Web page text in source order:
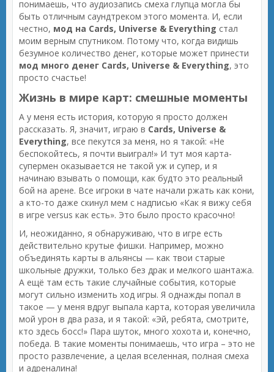
понимаешь, что аудиозапись смеха глупца могла бы
быть отличным саундтреком этого момента. И, если
честно, мод на Cards, Universe & Everything стал
моим верным спутником. Потому что, когда видишь
безумное количество денег, которые может принести
мод много денег Cards, Universe & Everything, это
просто счастье!
Жизнь в мире карт: смешные моменты
А у меня есть история, которую я просто должен
рассказать. Я, значит, играю в Cards, Universe &
Everything, все пекутся за меня, но я такой: «Не
беспокойтесь, я почти выиграл!» И тут моя карта-
супермен оказывается не такой уж и супер, и я
начинаю взывать о помощи, как будто это реальный
бой на арене. Все игроки в чате начали ржать как кони,
а кто-то даже скинул мем с надписью «Как я вижу себя
в игре versus как есть». Это было просто красочно!
И, неожиданно, я обнаруживаю, что в игре есть
действительно крутые фишки. Например, можно
объединять карты в альянсы — как твои старые
школьные дружки, только без драк и мелкого шантажа.
А ещё там есть такие случайные события, которые
могут сильно изменить ход игры. Я однажды попал в
такое — у меня вдруг выпала карта, которая увеличила
мой урон в два раза, и я такой: «Эй, ребята, смотрите,
кто здесь босс!» Пара шуток, много хохота и, конечно,
победа. В такие моменты понимаешь, что игра – это не
просто развлечение, а целая вселенная, полная смеха
и адреналина!